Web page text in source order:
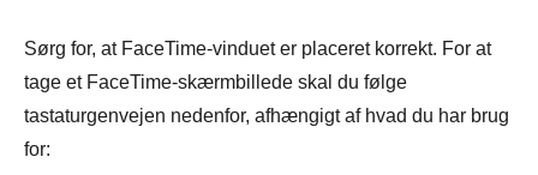
Sørg for, at FaceTime-vinduet er placeret korrekt. For at
tage et FaceTime-skærmbillede skal du følge
tastaturgenvejen nedenfor, afhængigt af hvad du har brug
for: